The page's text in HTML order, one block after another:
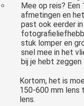
Mee op reis?
afmetingen en
past ook eerder
stuk lomper en
snel mee in het
bij je hebt
Kortom, het is
150-600 mm lens
lens.